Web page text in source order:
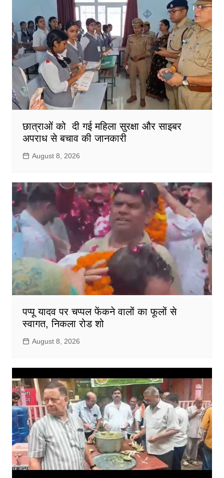
छात्राओं को दी गई महिला सुरक्षा और साइबर
अपराध से बचाव की जानकारी
August 8, 2026
पप्पू यादव पर चप्पल फेंकने वालों का फूलों से
स्वागत, निकला रोड शो
August 8, 2026